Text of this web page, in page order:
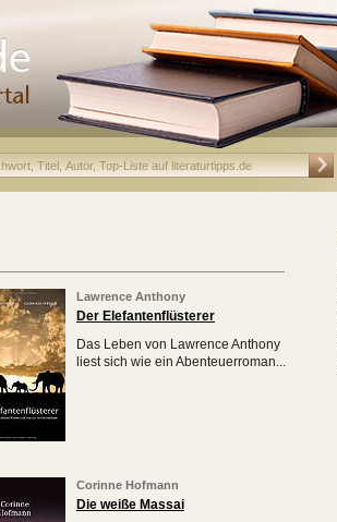
Lawrence Anthony
Der Elefantenflüsterer
Das Leben von Lawrence Anthony
liest sich wie ein Abenteuerroman...
Corinne Hofmann
Die weiße Massai